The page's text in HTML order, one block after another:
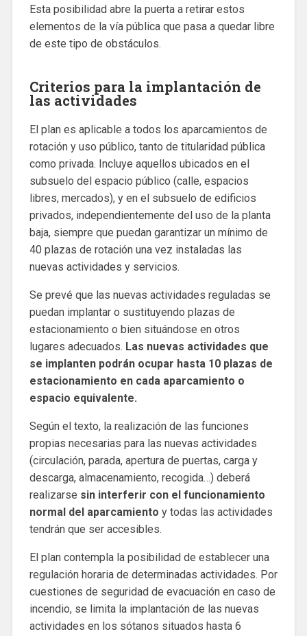
Esta posibilidad abre la puerta a retirar estos
elementos de la vía pública que pasa a quedar libre
de este tipo de obstáculos.
Criterios para la implantación de
las actividades
El plan es aplicable a todos los aparcamientos de
rotación y uso público, tanto de titularidad pública
como privada. Incluye aquellos ubicados en el
subsuelo del espacio público (calle, espacios
libres, mercados), y en el subsuelo de edificios
privados, independientemente del uso de la planta
baja, siempre que puedan garantizar un mínimo de
40 plazas de rotación una vez instaladas las
nuevas actividades y servicios.
Se prevé que las nuevas actividades reguladas se
puedan implantar o sustituyendo plazas de
estacionamiento o bien situándose en otros
lugares adecuados. Las nuevas actividades que
se implanten podrán ocupar hasta 10 plazas de
estacionamiento en cada aparcamiento o
espacio equivalente.
Según el texto, la realización de las funciones
propias necesarias para las nuevas actividades
(circulación, parada, apertura de puertas, carga y
descarga, almacenamiento, recogida…) deberá
realizarse sin interferir con el funcionamiento
normal del aparcamiento y todas las actividades
tendrán que ser accesibles.
El plan contempla la posibilidad de establecer una
regulación horaria de determinadas actividades. Por
cuestiones de seguridad de evacuación en caso de
incendio, se limita la implantación de las nuevas
actividades en los sótanos situados hasta 6